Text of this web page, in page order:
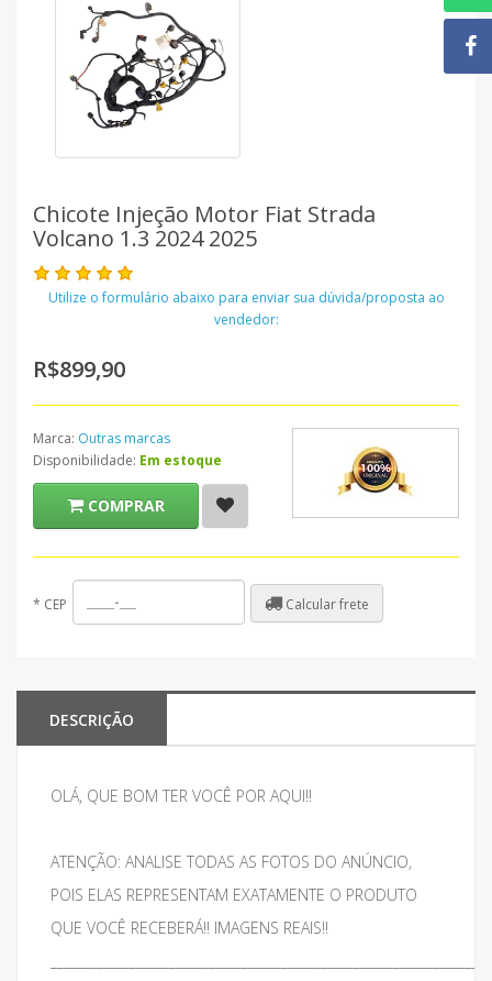
Chicote Injeção Motor Fiat Strada
Volcano 1.3 2024 2025
Utilize o formulário abaixo para enviar sua dúvida/proposta ao
vendedor:
R$899,90
Marca: Outras marcas
Disponibilidade: Em estoque
COMPRAR
* CEP Calcular frete
DESCRIÇÃO
OLÁ, QUE BOM TER VOCÊ POR AQUI!!
ATENÇÃO: ANALISE TODAS AS FOTOS DO ANÚNCIO,
POIS ELAS REPRESENTAM EXATAMENTE O PRODUTO
QUE VOCÊ RECEBERÁ!! IMAGENS REAIS!!